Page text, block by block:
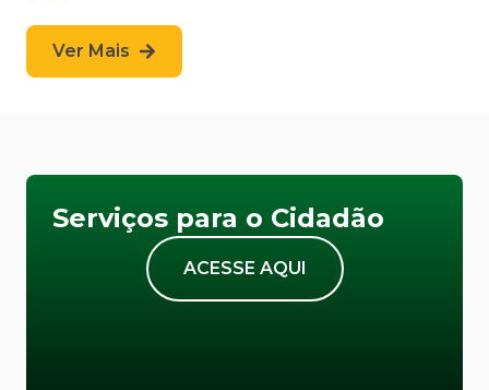
Ver Mais
Serviços para o Cidadão
ACESSE AQUI